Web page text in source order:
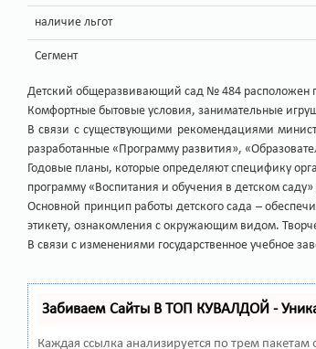
наличие льгот
Сегмент
Детский общеразвивающий сад № 484 расположен
Комфортные бытовые условия, занимательные
В связи с существующими рекомендациями
разработанные «Программу развития»,
Годовые планы, которые определяют специфику
программу «Воспитания и обучения в детском
Основной принцип работы детского сада –
этикету, ознакомления с окружающим видом.
В связи с изменениями государственное учебное
Забиваем Сайты В ТОП КУВАЛДОЙ -
Каждая ссылка анализируется по трем пакетам